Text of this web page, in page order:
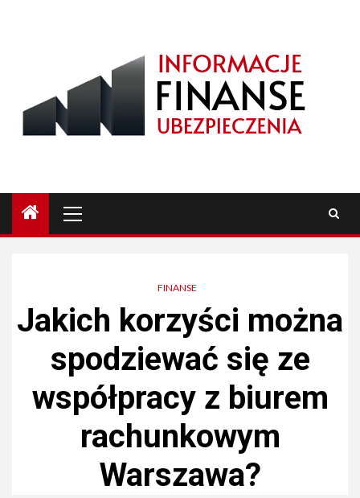
główne
FINANSE
Jakich korzyści można
spodziewać się ze
współpracy z biurem
rachunkowym
Warszawa?